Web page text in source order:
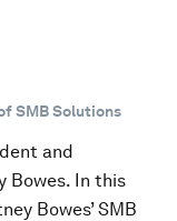
SMB Solutions
and
Bowes. In this
Bowes’ SMB